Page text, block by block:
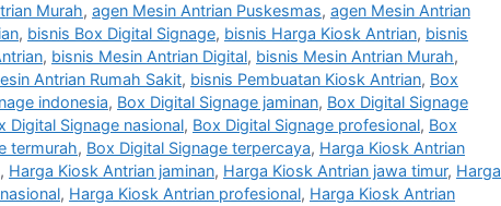
Murah, agen Mesin Antrian Puskesmas, agen Mesin Antrian
, bisnis Box Digital Signage, bisnis Harga Kiosk Antrian, bisnis
, bisnis Mesin Antrian Digital, bisnis Mesin Antrian Murah,
Antrian Rumah Sakit, bisnis Pembuatan Kiosk Antrian, Box
indonesia, Box Digital Signage jaminan, Box Digital Signage
Digital Signage nasional, Box Digital Signage profesional, Box
termurah, Box Digital Signage terpercaya, Harga Kiosk Antrian
, Harga Kiosk Antrian jaminan, Harga Kiosk Antrian jawa timur, Harga
, Harga Kiosk Antrian profesional, Harga Kiosk Antrian